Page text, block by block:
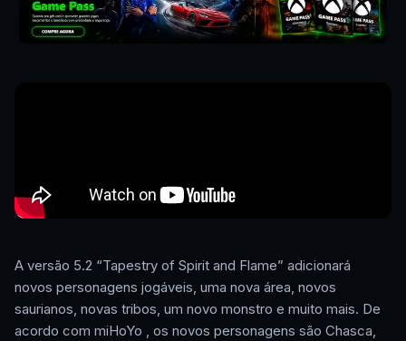
A versão 5.2 “Tapestry of Spirit and Flame” adicionará
novos personagens jogáveis, uma nova área, novos
saurianos, novas tribos, um novo monstro e muito mais. De
acordo com miHoYo , os novos personagens são Chasca,